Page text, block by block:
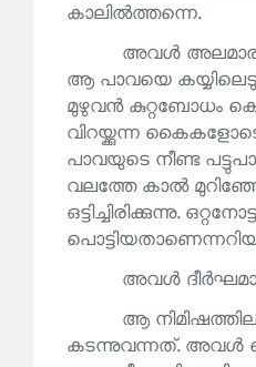
കാലിൽത്തന്നെ.
അവൾ
ആ പാവയെ
മുഴുവൻ കുറ്റബോധം
വിറയ്ക്കുന്ന
പാവയുടെ നീണ്ട
വലത്തേ കാൽ
ഒട്ടിച്ചിരിക്കുന്നു.
അവൾ
ആ
കടന്നുവന്നത്. അവൾ